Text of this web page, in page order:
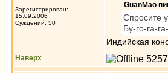
Зарегистрирован:
15.09.2006
Суждений: 50
GuanMao
Спросите
Бу-го-га-
Индийская
Наверх